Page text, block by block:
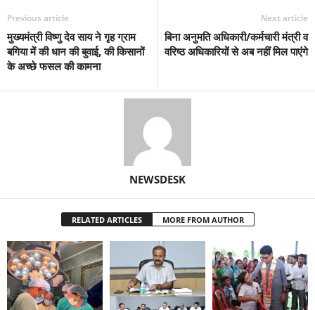
Previous article
मुख्यमंत्री विष्णु देव साय ने गृह ग्राम
बगिया में की धान की बुवाई, की किसानों
के अच्छे फसल की कामना
Next article
बिना अनुमति अधिकारी/कर्मचारी मंत्री व
वरिष्ठ अधिकारियों से अब नहीं मिल पाएंगे
NEWSDESK
RELATED ARTICLES MORE FROM AUTHOR